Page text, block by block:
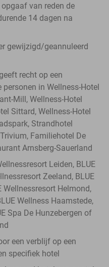
van reden de
14 dagen na
gewijzigd/geannuleerd
recht op een
in Wellness-Hotel
Mill, Wellness-Hotel
Sittard, Wellness-Hotel
Strandhotel
Familiehotel De
Arnsberg-Sauerland
Leiden, BLUE
Zeeland, BLUE
Wellnessresort Helmond,
Wellness Haamstede,
Spa De Hunzebergen of
een verblijf op een
specifiek hotel